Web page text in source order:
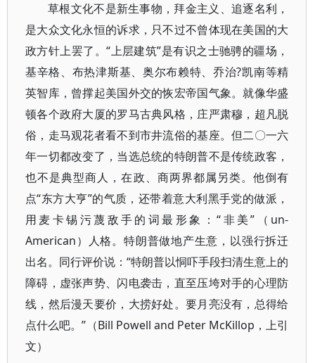
草根文化不是新生事物，拜金主义、追逐名利，
是大众文化永恒的诉求，只不过不曾体现在美国的大
政方针上罢了。“上层建筑”是有识之士驰骋的疆场，
基辛格、布热津斯基、奥尔布赖特、乔治?凯南等精
英智库，曾撑起美国外交的恢宏帝国气象。就像华盛
顿各个政府大厦的罗马古典风格，庄严肃穆，超凡脱
俗，走马观花者看不到市井流俗的基座。但二〇一六
年一切都改变了，当选总统的特朗普不是传统政客，
也不是典型商人，在政、商两界都属另类。他倒有
点“东方大亨”的气质，还带着意大利黑手党的做派，
用麦卡锡污蔑敌手的词最形象：“非美”（un-
American）人格。特朗普做地产生意，以强行拆迁
出名。同行评价说：“特朗普以恫吓手段扫清生意上的
障碍，虚张声势、闪电袭击，直至压垮对手的心理防
线，然后漫天要价，大捞好处。要月亮没有，总得给
点什么吧。”（Bill Powell and Peter McKillop，上引
文）